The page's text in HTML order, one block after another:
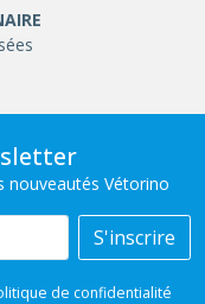
nouveautés Vétorino
S'inscrire
de confidentialité